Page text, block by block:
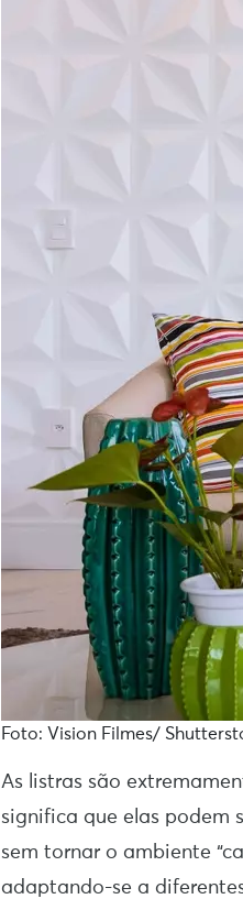
Foto: Vision Filmes/
As listras são
significa que elas podem
sem tornar o ambiente
adaptando-se a